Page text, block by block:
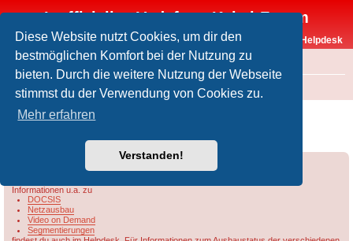
Diese Website nutzt Cookies, um dir den
bestmöglichen Komfort bei der Nutzung zu
bieten. Durch die weitere Nutzung der Webseite
stimmst du der Verwendung von Cookies zu.
Mehr erfahren
Verstanden!
Inoffizielles Vodafone-Kabel-Forum
Vodafone-Kabel-Helpdesk
FAQ
Foren-Übersicht Rund um Vodafone / Aktuelles
Übersicht & Ausbaustand der Vodafone-
Informationen u.a. zu
DOCSIS
Netzausbau
Video on Demand
Segmentierungen